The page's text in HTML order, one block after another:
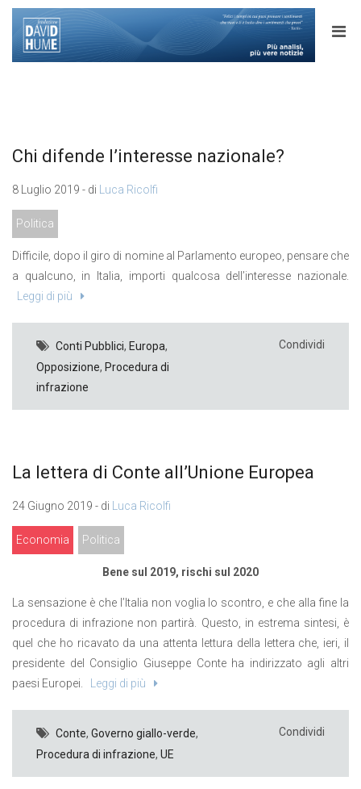
Chi difende l’interesse nazionale?
8 Luglio 2019 - di Luca Ricolfi
Politica
Difficile, dopo il giro di nomine al Parlamento europeo, pensare che
a qualcuno, in Italia, importi qualcosa dell’interesse nazionale.
Leggi di più
Conti Pubblici, Europa,
Opposizione, Procedura di
infrazione
Condividi
La lettera di Conte all’Unione Europea
24 Giugno 2019 - di Luca Ricolfi
Economia Politica
Bene sul 2019, rischi sul 2020
La sensazione è che l’Italia non voglia lo scontro, e che alla fine la
procedura di infrazione non partirà. Questo, in estrema sintesi, è
quel che ho ricavato da una attenta lettura della lettera che, ieri, il
presidente del Consiglio Giuseppe Conte ha indirizzato agli altri
paesi Europei.
Leggi di più
Conte, Governo giallo-verde,
Procedura di infrazione, UE
Condividi